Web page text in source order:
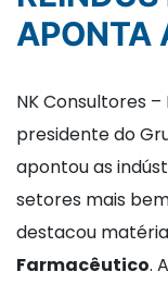
APONTA
NK Consultores
presidente do
apontou as
setores mais
destacou
Farmacêutico.